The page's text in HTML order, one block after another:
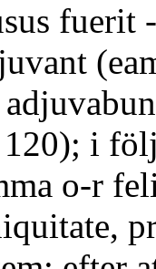
fuerit
i
o-r